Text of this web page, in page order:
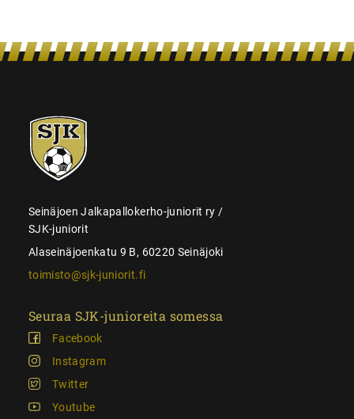
SJK-
juniorit
Seinäjoen Jalkapallokerho-juniorit ry /
SJK-juniorit
Alaseinäjoenkatu 9 B, 60220 Seinäjoki
toimisto@sjk-juniorit.fi
Seuraa SJK-junioreita somessa
Facebook
Instagram
Twitter
Youtube